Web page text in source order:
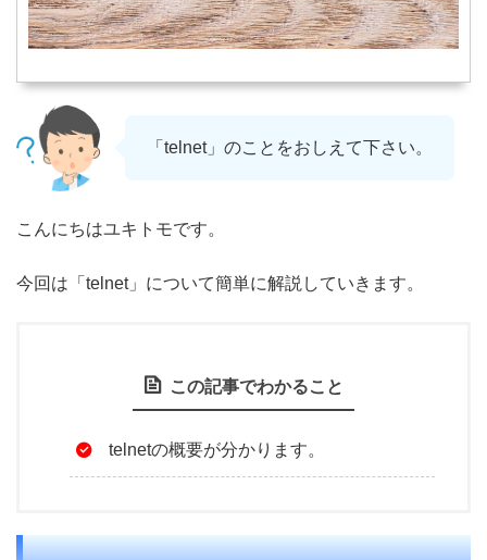
「telnet」のことをおしえて下さい。
こんにちはユキトモです。
今回は「telnet」について簡単に解説していきます。
この記事でわかること
telnetの概要が分かります。